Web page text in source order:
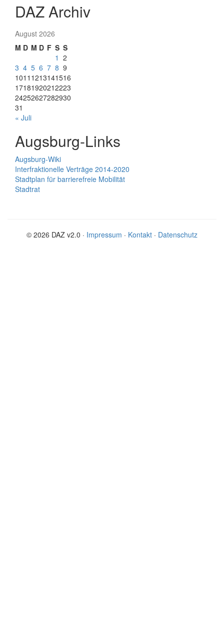
DAZ Archiv
August 2026
M D M D F S S
1 2
3 4 5 6 7 8 9
1011 1213141516
17181920212223
24252627282930
31
« Juli
Augsburg-Links
Augsburg-Wiki
Interfraktionelle Verträge 2014-2020
Stadtplan für barrierefreie Mobilität
Stadtrat
© 2026 DAZ v2.0 · Impressum · Kontakt · Datenschutz